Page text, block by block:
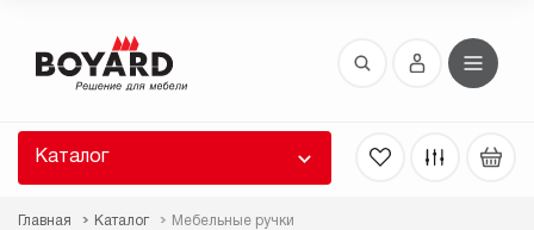
Каталог
Главная Каталог Мебельные ручки
Восстановление пароля
высланы вам по E-Mail.
ссылку для восстановления